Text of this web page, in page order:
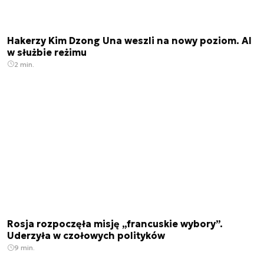
Hakerzy Kim Dzong Una weszli na nowy poziom. AI
w służbie reżimu
2 min.
Rosja rozpoczęła misję „francuskie wybory”.
Uderzyła w czołowych polityków
9 min.